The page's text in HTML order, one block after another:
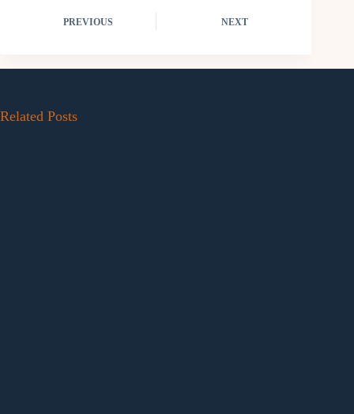
PREVIOUS NEXT
Related Posts